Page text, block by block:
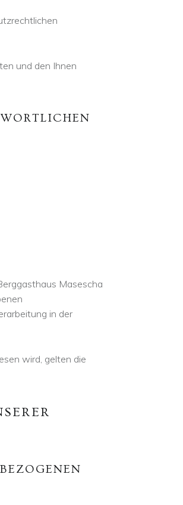
und den Ihnen
Masescha
in der
wird, gelten die